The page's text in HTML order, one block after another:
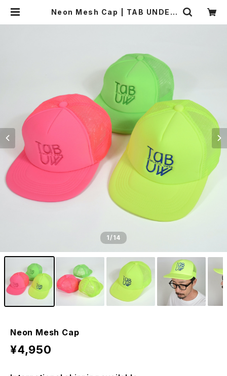
Neon Mesh Cap | TAB UNDER
1/14
Neon Mesh Cap
¥4,950